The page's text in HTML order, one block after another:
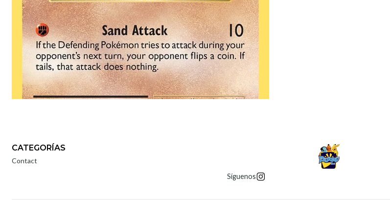
CATEGORÍAS
Contact
Síguenos